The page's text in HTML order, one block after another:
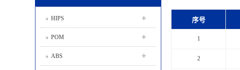
HIPS +
POM +
ABS +
序号
1
2